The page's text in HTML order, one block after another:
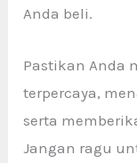
Anda beli.
Pastikan Anda
terpercaya,
serta
Jangan ragu